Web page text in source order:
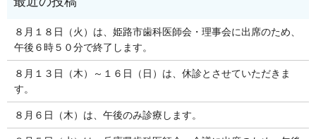
８月１８日（火）は、姫路市歯科医師会・理事会に出席のため、
午後６時５０分で終了します。
８月１３日（木）～１６日（日）は、休診とさせていただきま
す。
８月６日（木）は、午後のみ診療します。